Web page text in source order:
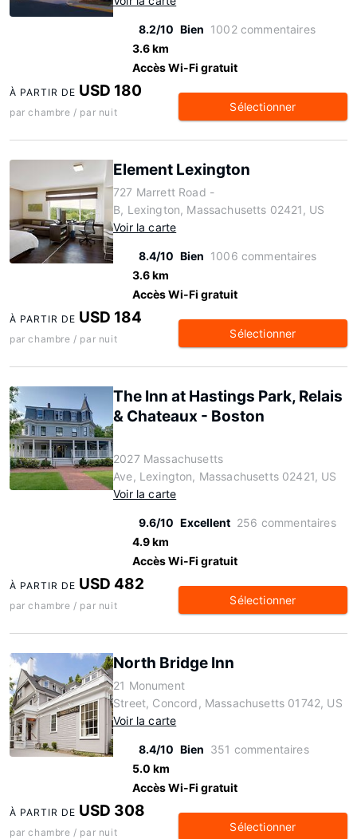
8.2/10 Bien 1002 commentaires
3.6 km
Accès Wi-Fi gratuit
À PARTIR DE USD 180
par chambre / par nuit Sélectionner
Element Lexington
727 Marrett Road -
B, Lexington, Massachusetts 02421, US
Voir la carte
8.4/10 Bien 1006 commentaires
3.6 km
Accès Wi-Fi gratuit
À PARTIR DE USD 184
par chambre / par nuit Sélectionner
The Inn at Hastings Park, Relais
& Chateaux - Boston
2027 Massachusetts
Ave, Lexington, Massachusetts 02421, US
Voir la carte
9.6/10 Excellent 256 commentaires
4.9 km
Accès Wi-Fi gratuit
À PARTIR DE USD 482
par chambre / par nuit Sélectionner
North Bridge Inn
21 Monument
Street, Concord, Massachusetts 01742, US
Voir la carte
8.4/10 Bien 351 commentaires
5.0 km
Accès Wi-Fi gratuit
À PARTIR DE USD 308
par chambre / par nuit Sélectionner